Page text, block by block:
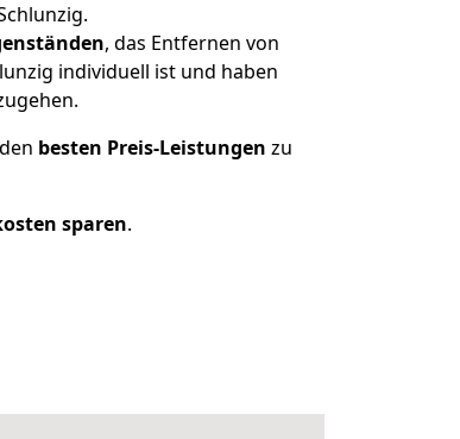
, das Entfernen von
individuell ist und haben
besten Preis-Leistungen zu
sparen.